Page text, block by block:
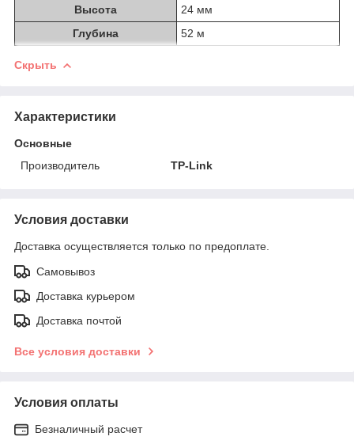
Высота
24 мм
Глубина
52 м
Скрыть
Характеристики
Основные
Производитель
TP-Link
Условия доставки
Доставка осуществляется только по предоплате.
Самовывоз
Доставка курьером
Доставка почтой
Все условия доставки
Условия оплаты
Безналичный расчет